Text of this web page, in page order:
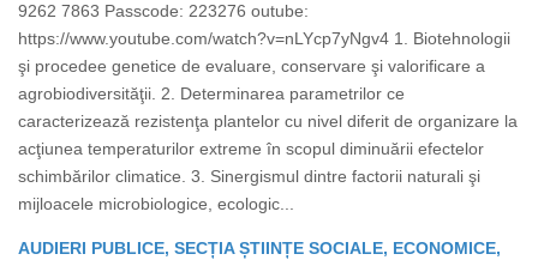
9262 7863 Passcode: 223276 outube:
https://www.youtube.com/watch?v=nLYcp7yNgv4 1. Biotehnologii
şi procedee genetice de evaluare, conservare şi valorificare a
agrobiodiversităţii. 2. Determinarea parametrilor ce
caracterizează rezistenţa plantelor cu nivel diferit de organizare la
acţiunea temperaturilor extreme în scopul diminuării efectelor
schimbărilor climatice. 3. Sinergismul dintre factorii naturali şi
mijloacele microbiologice, ecologic...
AUDIERI PUBLICE, SECȚIA ȘTIINȚE SOCIALE, ECONOMICE,